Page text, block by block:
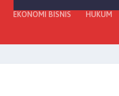
EKONOMI BISNIS HUKUM